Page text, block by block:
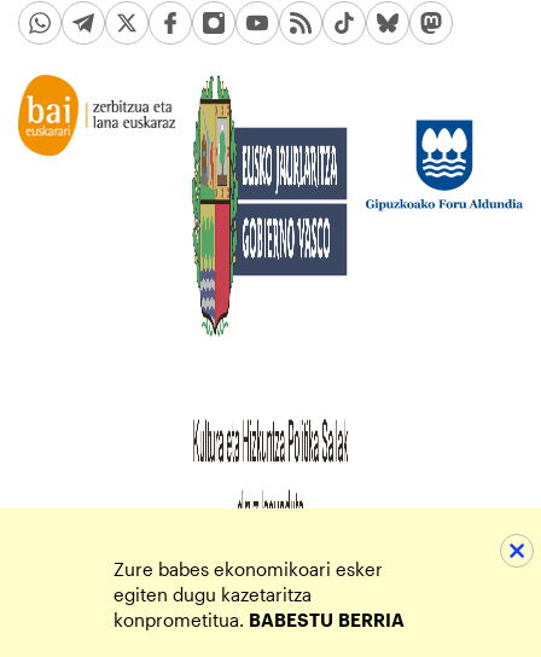
Zure babes ekonomikoari esker
egiten dugu kazetaritza
konprometitua. BABESTU BERRIA